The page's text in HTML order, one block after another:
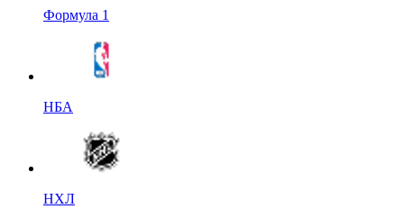
Формула 1
НБА
НХЛ